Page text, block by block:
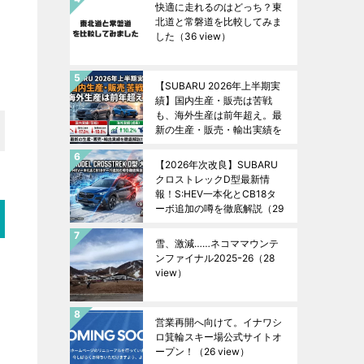
快適に走れるのはどっち？東
北道と常磐道を比較してみま
した （36 view）
【SUBARU 2026年上半期実
績】国内生産・販売は苦戦
も、海外生産は前年超え。最
新の生産・販売・輸出実績を
【2026年次改良】SUBARU
クロストレックD型最新情
報！S:HEV一本化とCB18タ
ーボ追加の噂を徹底解説 （29
雪、激減……ネコママウンテ
ンファイナル2025ｰ26 （28
view）
営業再開へ向けて。イナワシ
ロ箕輪スキー場公式サイトオ
ープン！
（26 view）